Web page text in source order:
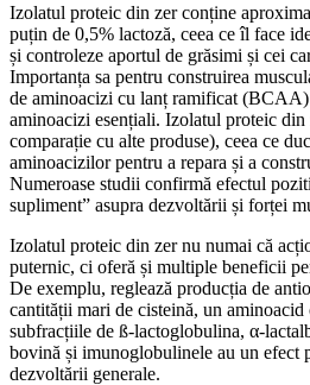
Izolatul proteic din zer conține
puțin de 0,5% lactoză, ceea ce îl face
și controleze aportul de grăsimi și cei
Importanța sa pentru construirea
de aminoacizi cu lanț ramificat
aminoacizi esențiali. Izolatul proteic din
comparație cu alte produse), ceea ce
aminoacizilor pentru a repara și a
Numeroase studii confirmă efectul
supliment” asupra dezvoltării și forței
Izolatul proteic din zer nu numai că
puternic, ci oferă și multiple beneficii
De exemplu, reglează producția de
cantității mari de cisteină, un
subfracțiile de ß-lactoglobulina, α-
bovină și imunoglobulinele au un efect
dezvoltării generale.